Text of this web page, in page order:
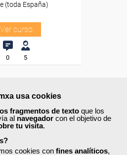
usa cookies
fragmentos de texto que los
al navegador con el objetivo de
tu visita.
cookies con fines analíticos,
(toda España)
Ver curso
0 5
100%
autónomos.